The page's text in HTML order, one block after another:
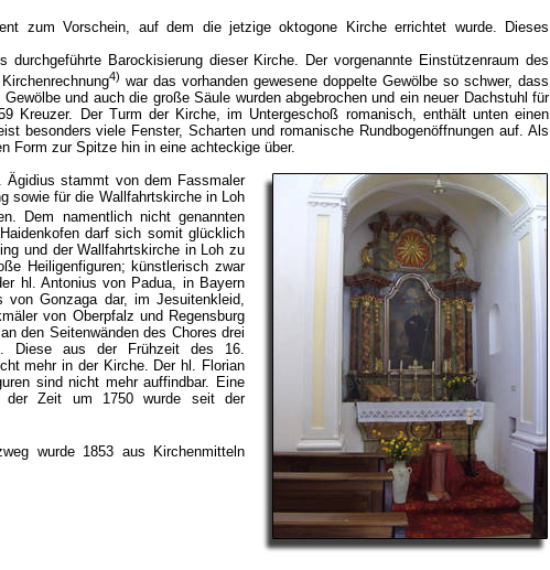
zum Vorschein, auf dem die jetzige oktogone Kirche errichtet wurde. Dieses
Barockisierung dieser Kirche. Der vorgenannte Einstützenraum des
4) war das vorhanden gewesene doppelte Gewölbe so schwer, dass
und auch die große Säule wurden abgebrochen und ein neuer Dachstuhl für
Kreuzer. Der Turm der Kirche, im Untergeschoß romanisch, enthält unten einen
besonders viele Fenster, Scharten und romanische Rundbogenöffnungen auf. Als
Form zur Spitze hin in eine achteckige über.
Ägidius stammt von dem Fassmaler
sowie für die Wallfahrtskirche in Loh
Dem namentlich nicht genannten
darf sich somit glücklich
und der Wallfahrtskirche in Loh zu
Heiligenfiguren; künstlerisch zwar
hl. Antonius von Padua, in Bayern
Gonzaga dar, im Jesuitenkleid,
von Oberpfalz und Regensburg
den Seitenwänden des Chores drei
Diese aus der Frühzeit des 16.
mehr in der Kirche. Der hl. Florian
sind nicht mehr auffindbar. Eine
der Zeit um 1750 wurde seit der
wurde 1853 aus Kirchenmitteln